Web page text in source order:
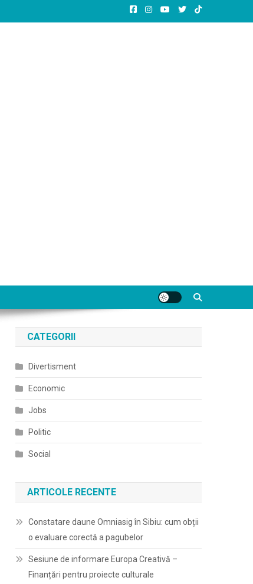
CATEGORII
Divertisment
Economic
Jobs
Politic
Social
ARTICOLE RECENTE
Constatare daune Omniasig în Sibiu: cum obții
o evaluare corectă a pagubelor
Sesiune de informare Europa Creativă –
Finanțări pentru proiecte culturale